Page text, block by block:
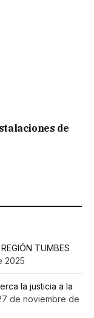
de
TUMBES
2025
la justicia a la
de noviembre de